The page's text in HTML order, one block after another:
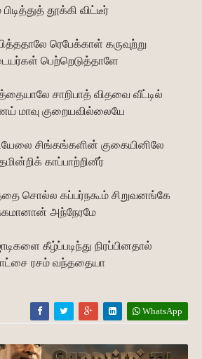
தூக்கி விட்டீர்
ரெபேக்காள் கருவுற்று
பெற்றெடுத்தாளே
சாறிபாத் விதவை வீட்டில்
மாவு குறையவில்லையே
சிங்கங்களின் குகையினிலே
காப்பாற்றினீர்
சொல்ல கப்பர்நகூம் சிறுவனங்கே
அந்நேரமே
கீழ்ப்படிந்து நிரப்பினதால்
ரசம் வந்ததையா
WhatsApp